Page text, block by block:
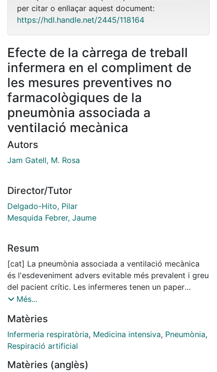
per citar o enllaçar aquest document:
https://hdl.handle.net/2445/118164
Efecte de la càrrega de treball
infermera en el compliment de
les mesures preventives no
farmacològiques de la
pneumònia associada a
ventilació mecànica
Autors
Jam Gatell, M. Rosa
Director/Tutor
Delgado-Hito, Pilar
Mesquida Febrer, Jaume
Resum
[cat] La pneumònia associada a ventilació mecànica
és l'esdeveniment advers evitable més prevalent i greu
del pacient crític. Les infermeres tenen un paper
essencial en l’aplicació de les mesures preventives no
directament relacionades amb els factors extrínsecs.
Per tant, són potencialment modificables a través de
la pràctica clínica infermera. L'adherència a les guies
atribuint-se a factors com el dèficit de coneixement, la
Més...
Matèries
Infermeria respiratòria, Medicina intensiva, Pneumònia,
Respiració artificial
Matèries (anglès)